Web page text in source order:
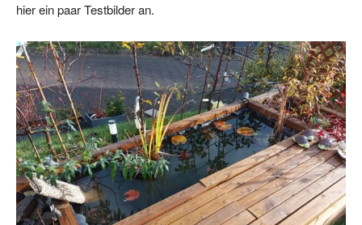
hier ein paar Testbilder an.